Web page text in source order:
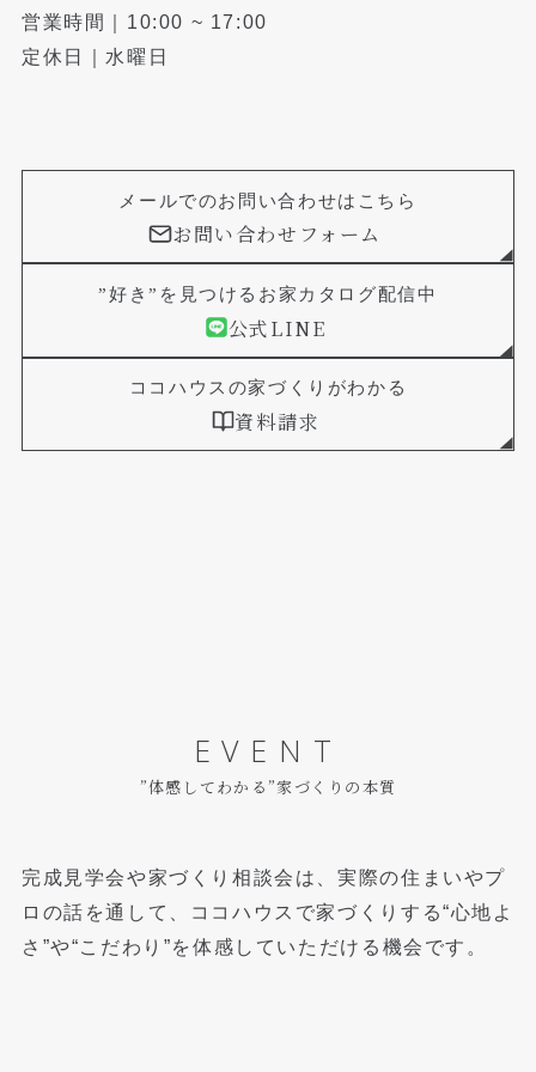
営業時間｜10:00 ~ 17:00
定休日｜水曜日
メールでのお問い合わせはこちら
お問い合わせフォーム
”好き”を見つけるお家カタログ配信中
公式LINE
ココハウスの家づくりがわかる
資料請求
EVENT
”体感してわかる”家づくりの本質
完成見学会や家づくり相談会は、実際の住まいやプ
ロの話を通して、
ココハウスで家づくりする“心地よ
さ”や“こだわり”を体感していただける機会です。